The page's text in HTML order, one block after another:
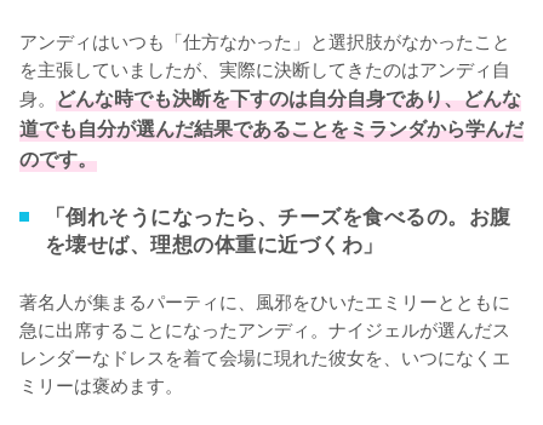
アンディはいつも「仕方なかった」と選択肢がなかったこと
を主張していましたが、実際に決断してきたのはアンディ自
身。 どんな時でも決断を下すのは自分自身であり、どんな
道でも自分が選んだ結果であることをミランダから学んだ
のです。
「倒れそうになったら、チーズを食べるの。お腹
を壊せば、理想の体重に近づくわ」
著名人が集まるパーティに、風邪をひいたエミリーとともに
急に出席することになったアンディ。ナイジェルが選んだス
レンダーなドレスを着て会場に現れた彼女を、いつになくエ
ミリーは褒めます。